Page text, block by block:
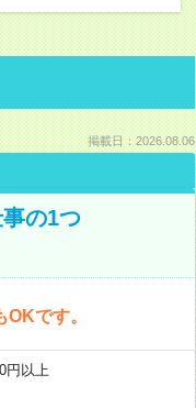
掲載日：2026.08.06
の1つ
です。
以上